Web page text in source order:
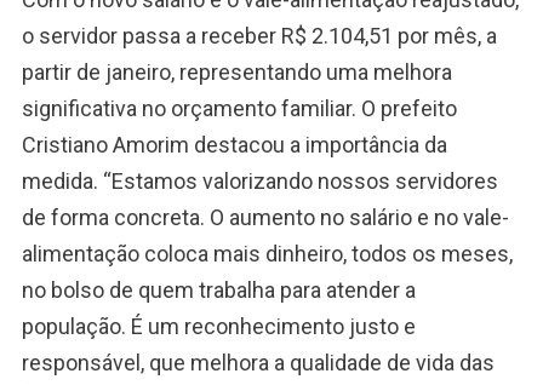
o servidor passa a receber R$ 2.104,51 por mês, a
partir de janeiro, representando uma melhora
significativa no orçamento familiar. O prefeito
Cristiano Amorim destacou a importância da
medida. “Estamos valorizando nossos servidores
de forma concreta. O aumento no salário e no vale-
alimentação coloca mais dinheiro, todos os meses,
no bolso de quem trabalha para atender a
população. É um reconhecimento justo e
responsável, que melhora a qualidade de vida das